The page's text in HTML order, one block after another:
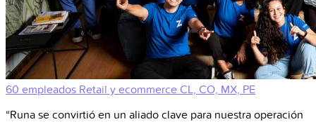
60 empleados Retail y ecommerce CL, CO, MX, PE
“Runa se convirtió en un aliado clave para nuestra operación